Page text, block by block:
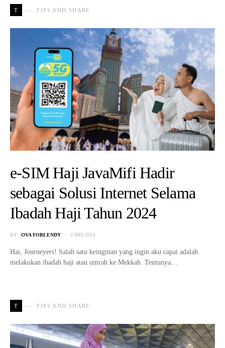
T TIPS AND SHARE
e-SIM Haji JavaMifi Hadir
sebagai Solusi Internet Selama
Ibadah Haji Tahun 2024
BY OVA FORLENDY 3 MEI 2024
Hai, Journeyers! Salah satu keinginan yang ingin aku capai adalah
melakukan ibadah haji atau umrah ke Mekkah. Tentunya…
T TIPS AND SHARE